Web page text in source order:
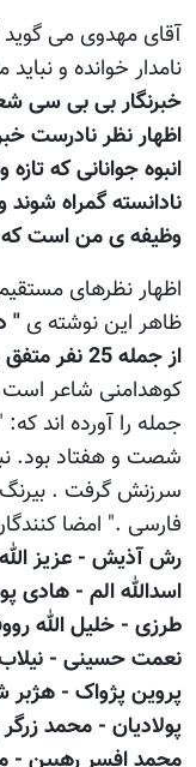
آقای مهدوی می
نامدار خوانده و نبايد
خبرنگار بی بی سی
اظهار نظر نادرست
انبوه جوانانی که
نادانسته گمراه
وظيفه ی من است
اظهار نظرهای
ظاهر اين نوشته ی "
از جمله 25 نفر متفق
کوهدامنی شاعر است
جمله را آورده اند
شصت و هفتاد بود.
سرزنش گرفت .
فارسی ." امضا
رش آذیش - عزیز
اسدالله الم - هادی
طرزی - خلیل الله
نعمت حسینی - نیلاب
پروین پژواک - هژبر
پولادیان - محمد
محمد افسر رهبین